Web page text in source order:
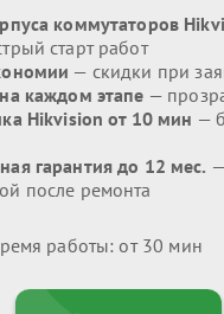
коммутаторов
старт работ
— скидки при
каждом этапе —
Hikvision от 10 мин —
гарантия до 12 мес.
после ремонта
работы: от 30 мин